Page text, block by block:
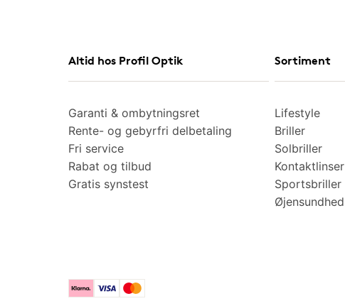
Altid hos Profil Optik
Garanti & ombytningsret
Rente- og gebyrfri delbetaling
Fri service
Rabat og tilbud
Gratis synstest
Sortiment
Lifestyle
Briller
Solbriller
Kontaktlinser
Sportsbriller
Øjensundhed
KlarnaVisa Mastercard